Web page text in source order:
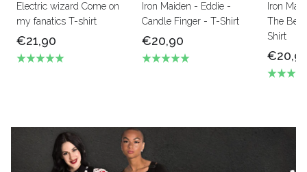
Electric wizard Come on
my fanatics T-shirt
€21,90
Iron Maiden - Eddie -
Candle Finger - T-Shirt
€20,90
Iron
The
Shirt